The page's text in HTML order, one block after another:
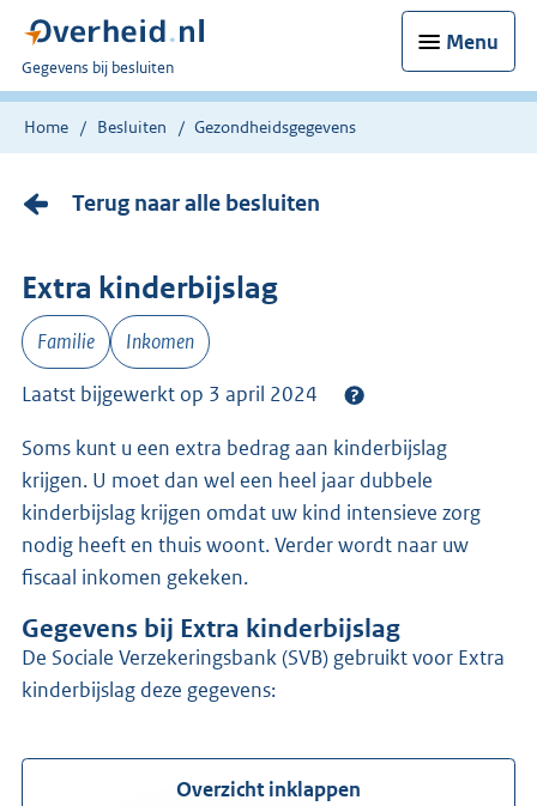
Menu
U
bent
nu
Gegevens bij besluiten
Home Besluiten Gezondheidsgegevens
Terug naar alle besluiten
Extra kinderbijslag
Familie
Inkomen
Laatst bijgewerkt op 3 april 2024
Soms kunt u een extra bedrag aan kinderbijslag
krijgen. U moet dan wel een heel jaar dubbele
kinderbijslag krijgen omdat uw kind intensieve zorg
nodig heeft en thuis woont. Verder wordt naar uw
fiscaal inkomen gekeken.
Gegevens bij Extra kinderbijslag
de Sociale Verzekeringsbank (SVB) gebruikt voor Extra
kinderbijslag deze gegevens:
Overzicht inklappen